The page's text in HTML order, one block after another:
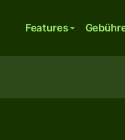
Features